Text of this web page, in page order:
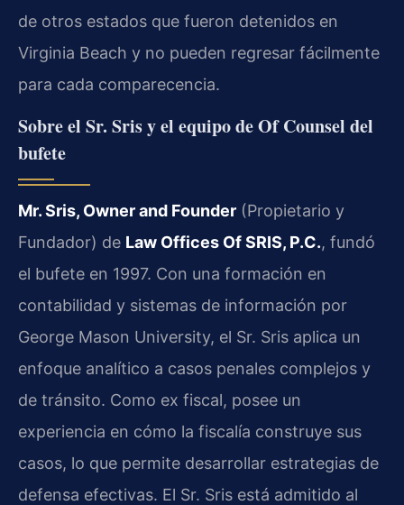
de otros estados que fueron detenidos en
Virginia Beach y no pueden regresar fácilmente
para cada comparecencia.
Sobre el Sr. Sris y el equipo de Of Counsel del
bufete
Mr. Sris, Owner and Founder (Propietario y
Fundador) de Law Offices Of SRIS, P.C., fundó
el bufete en 1997. Con una formación en
contabilidad y sistemas de información por
George Mason University, el Sr. Sris aplica un
enfoque analítico a casos penales complejos y
de tránsito. Como ex fiscal, posee un
experiencia en cómo la fiscalía construye sus
casos, lo que permite desarrollar estrategias de
defensa efectivas. El Sr. Sris está admitido al